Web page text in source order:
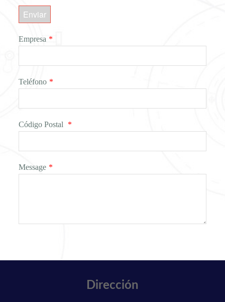
Enviar
Empresa *
Teléfono *
Código Postal *
Message *
Dirección